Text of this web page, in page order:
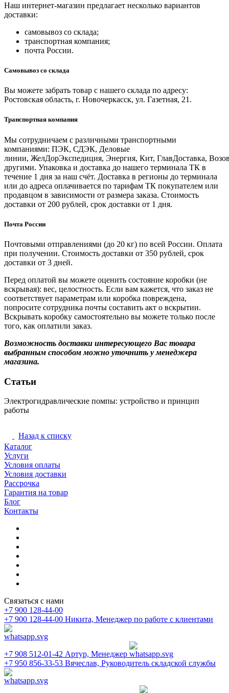
Наш интернет-магазин предлагает несколько вариантов
доставки:
самовывоз со склада;
транспортная компания;
почта России.
Самовывоз со склада
Вы можете забрать товар с нашего склада по адресу:
Ростовская область, г. Новочеркасск, ул. Газетная, 21.
Транспортная компания
Мы сотрудничаем с различными транспортными
компаниями: ПЭК, СДЭК, Деловые
линии, ЖелДорЭкспедиция, Энергия, Кит, ГлавДоставка,
другими. Упаковка и доставка до нашего терминала ТК в
течение 1 дня за наш счёт. Доставка в регионы до терминала
или до адреса оплачивается по тарифам ТК покупателем или
продавцом в зависимости от размера заказа. Стоимость
доставки от 200 рублей, срок доставки от 1 дня.
Почта России
Почтовыми отправлениями (до 20 кг) по всей России. Оплата
при получении. Стоимость доставки от 350 рублей, срок
доставки от 3 дней.
Перед оплатой вы можете оценить состояние коробки (не
вскрывая): вес, целостность. Если вам кажется, что заказ не
соответствует параметрам или коробка повреждена,
попросите сотрудника почты составить акт о вскрытии.
Вскрывать коробку самостоятельно вы можете только после
того, как оплатили заказ.
Возможность доставки интересующего Вас товара
выбранным способом можно уточнить у менеджера
магазина.
Статьи
Гидравлическое оборудование
Электрогидравлические помпы: устройство и принцип
работы
Назад к списку
Каталог
Услуги
Условия оплаты
Условия доставки
Рассрочка
Гарантия на товар
Блог
Контакты
Связаться с нами
+7 900 128-44-00
+7 900 128-44-00 Никита, Менеджер по работе с клиентами
+7 908 512-01-42 Артур, Менеджер
+7 950 856-33-53 Вячеслав, Руководитель складской службы